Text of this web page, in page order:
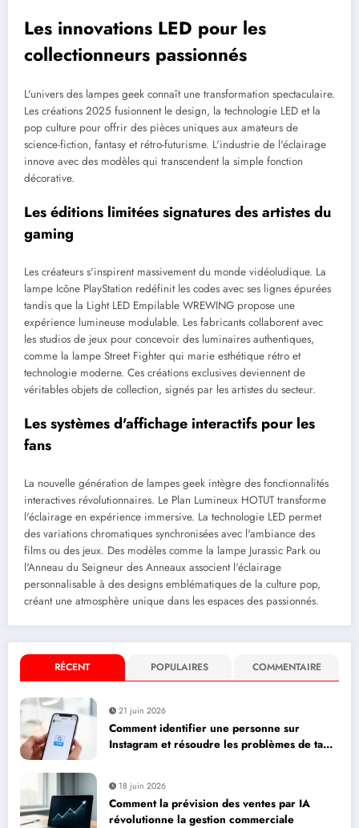
Les innovations LED pour les
collectionneurs passionnés
L'univers des lampes geek connaît une transformation spectaculaire.
Les créations 2025 fusionnent le design, la technologie LED et la
pop culture pour offrir des pièces uniques aux amateurs de
science-fiction, fantasy et rétro-futurisme. L'industrie de l'éclairage
innove avec des modèles qui transcendent la simple fonction
décorative.
Les éditions limitées signatures des artistes du
gaming
Les créateurs s'inspirent massivement du monde vidéoludique. La
lampe Icône PlayStation redéfinit les codes avec ses lignes épurées
tandis que la Light LED Empilable WREWING propose une
expérience lumineuse modulable. Les fabricants collaborent avec
les studios de jeux pour concevoir des luminaires authentiques,
comme la lampe Street Fighter qui marie esthétique rétro et
technologie moderne. Ces créations exclusives deviennent de
véritables objets de collection, signés par les artistes du secteur.
Les systèmes d'affichage interactifs pour les
fans
La nouvelle génération de lampes geek intègre des fonctionnalités
interactives révolutionnaires. Le Plan Lumineux HOTUT transforme
l'éclairage en expérience immersive. La technologie LED permet
des variations chromatiques synchronisées avec l'ambiance des
films ou des jeux. Des modèles comme la lampe Jurassic Park ou
l'Anneau du Seigneur des Anneaux associent l'éclairage
personnalisable à des designs emblématiques de la culture pop,
créant une atmosphère unique dans les espaces des passionnés.
RÉCENT POPULAIRES COMMENTAIRE
21 juin 2026
Comment identifier une personne sur
Instagram et résoudre les problèmes de tag :
18 juin 2026
Comment la prévision des ventes par IA
révolutionne la gestion commerciale